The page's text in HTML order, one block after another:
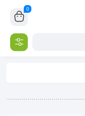
0